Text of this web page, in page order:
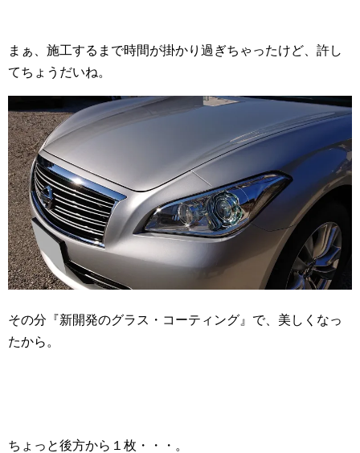
まぁ、施工するまで時間が掛かり過ぎちゃったけど、許し
てちょうだいね。
その分『新開発のグラス・コーティング』で、美しくなっ
たから。
ちょっと後方から１枚・・・。